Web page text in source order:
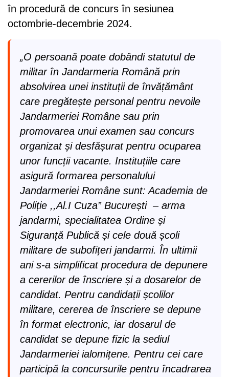
în procedură de concurs în sesiunea
octombrie-decembrie 2024.
„O persoană poate dobândi statutul de
militar în Jandarmeria Română prin
absolvirea unei instituții de învățământ
care pregătește personal pentru nevoile
Jandarmeriei Române sau prin
promovarea unui examen sau concurs
organizat și desfășurat pentru ocuparea
unor funcții vacante. Instituțiile care
asigură formarea personalului
Jandarmeriei Române sunt: Academia de
Poliție ,,Al.I Cuza” București – arma
jandarmi, specialitatea Ordine și
Siguranță Publică și cele două școli
militare de subofițeri jandarmi. În ultimii
ani s-a simplificat procedura de depunere
a cererilor de înscriere și a dosarelor de
candidat. Pentru candidații școlilor
militare, cererea de înscriere se depune
în format electronic, iar dosarul de
candidat se depune fizic la sediul
Jandarmeriei ialomițene. Pentru cei care
participă la concursurile pentru încadrarea